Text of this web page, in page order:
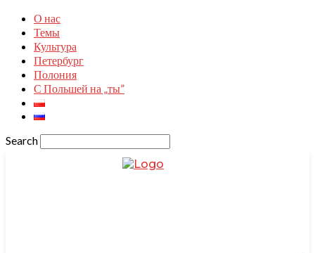
О нас
Темы
Культура
Петербург
Полония
С Польшей на „ты”
Search